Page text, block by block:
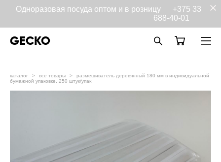
Одноразовая посуда оптом и в розницу +375 33
688-40-01
GECKO
каталог > все товары >
размешиватель деревянный 180 мм в индивидуальной
бумажной упаковке, 250 штук/упак.